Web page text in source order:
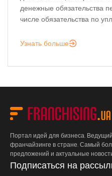
денежные обязательства
числе обязательства по
Узнать больше
Портал идей для бизнеса.
франчайзинге в стране. Самый
предложений и актуальные
Подписаться на